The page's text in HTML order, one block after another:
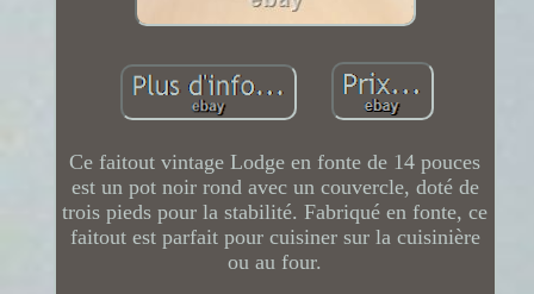
Ce faitout vintage Lodge en fonte de 14 pouces
est un pot noir rond avec un couvercle, doté de
trois pieds pour la stabilité. Fabriqué en fonte, ce
faitout est parfait pour cuisiner sur la cuisinière
ou au four.